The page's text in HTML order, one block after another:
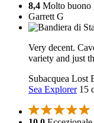
8,4 Molto buono
Garrett G
Very decent.
variety and just
Subacquea Lost
Sea Explorer 15